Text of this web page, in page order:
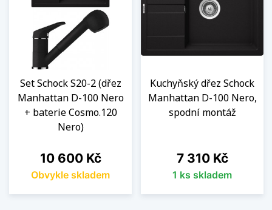
Set Schock S20-2 (dřez
Manhattan D-100 Nero
+ baterie Cosmo.120
Nero)
Cena
10 600 Kč
Obvykle skladem
Kuchyňský dřez Schock
Manhattan D-100 Nero,
spodní montáž
Cena
7 310 Kč
1 ks skladem